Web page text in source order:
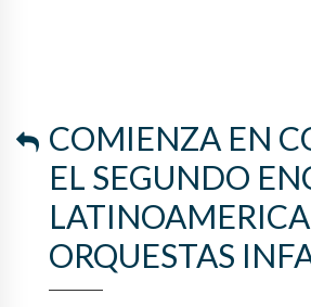
COMIENZA EN
EL SEGUNDO
ORQUESTAS